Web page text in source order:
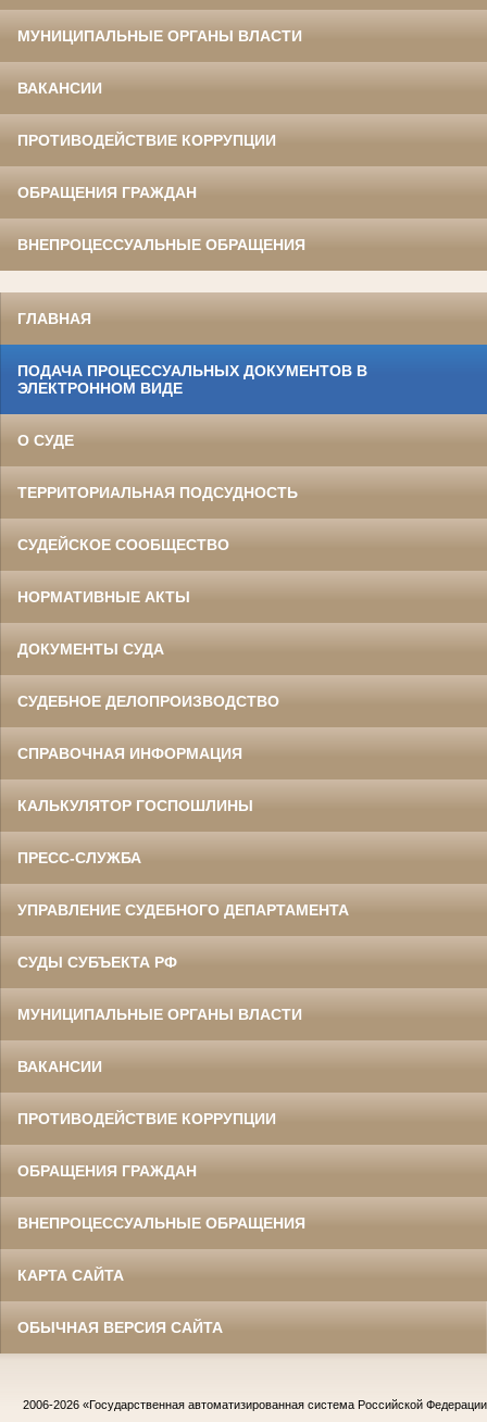
МУНИЦИПАЛЬНЫЕ ОРГАНЫ ВЛАСТИ
ВАКАНСИИ
ПРОТИВОДЕЙСТВИЕ КОРРУПЦИИ
ОБРАЩЕНИЯ ГРАЖДАН
ВНЕПРОЦЕССУАЛЬНЫЕ ОБРАЩЕНИЯ
ГЛАВНАЯ
ПОДАЧА ПРОЦЕССУАЛЬНЫХ ДОКУМЕНТОВ В
ЭЛЕКТРОННОМ ВИДЕ
О СУДЕ
ТЕРРИТОРИАЛЬНАЯ ПОДСУДНОСТЬ
СУДЕЙСКОЕ СООБЩЕСТВО
НОРМАТИВНЫЕ АКТЫ
ДОКУМЕНТЫ СУДА
СУДЕБНОЕ ДЕЛОПРОИЗВОДСТВО
СПРАВОЧНАЯ ИНФОРМАЦИЯ
КАЛЬКУЛЯТОР ГОСПОШЛИНЫ
ПРЕСС-СЛУЖБА
УПРАВЛЕНИЕ СУДЕБНОГО ДЕПАРТАМЕНТА
СУДЫ СУБЪЕКТА РФ
МУНИЦИПАЛЬНЫЕ ОРГАНЫ ВЛАСТИ
ВАКАНСИИ
ПРОТИВОДЕЙСТВИЕ КОРРУПЦИИ
ОБРАЩЕНИЯ ГРАЖДАН
ВНЕПРОЦЕССУАЛЬНЫЕ ОБРАЩЕНИЯ
КАРТА САЙТА
ОБЫЧНАЯ ВЕРСИЯ САЙТА
2006-2026 «Государственная автоматизированная система Российской